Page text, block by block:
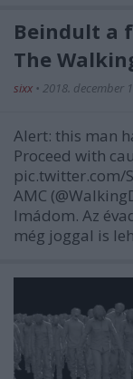
Beindult a
The
sixx • 2018. december
Alert: this man
Proceed with
pic.twitter.com/
AMC
Imádom. Az
még joggal is